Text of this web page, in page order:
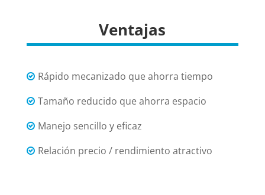
Ventajas
Rápido mecanizado que ahorra tiempo
Tamaño reducido que ahorra espacio
Manejo sencillo y eficaz
Relación precio / rendimiento atractivo